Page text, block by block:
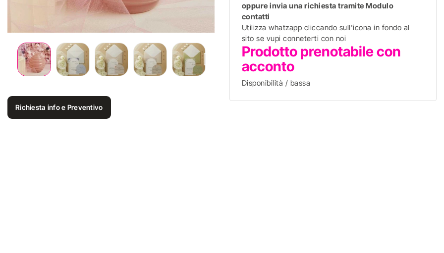
Richiesta info e Preventivo
oppure invia una richiesta tramite Modulo
contatti
Utilizza whatzapp cliccando sull'icona in fondo al
sito se vupi conneterti con noi
Prodotto prenotabile con
acconto
Disponibilità / bassa